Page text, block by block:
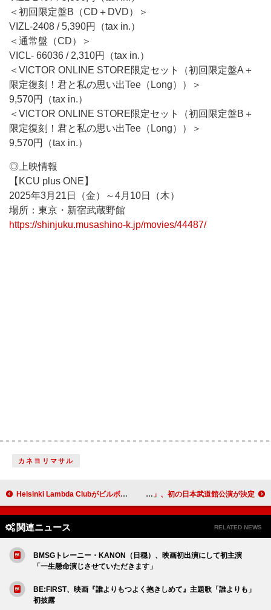
＜初回限定盤B（CD＋DVD）＞
VIZL-2408 / 5,390円（tax in.）
＜通常盤（CD）＞
VICL- 66036 / 2,310円（tax in.）
＜VICTOR ONLINE STORE限定セット（初回限定盤A＋
限定復刻！君と私の思い出Tee（Long））＞
9,570円（tax in.）
＜VICTOR ONLINE STORE限定セット（初回限定盤B＋
限定復刻！君と私の思い出Tee（Long））＞
9,570円（tax in.）
◎上映情報
【KCU plus ONE】
2025年3月21日（金）～4月10日（木）
場所：東京・新宿武蔵野館
https://shinjuku.musashino-k.jp/movies/44487/
カネヨリマサル
Helsinki Lambda Clubがビルボードライブ初登場、結成12周年を記念したワンマン Kvi Baba「2番出口を出た所で会おう」、初の日本武道館公演が決定
関連ニュース RELATED NEWS
BMSGトレーニー・KANON（日穏）、映画初出演にして初主演
「一生懸命演じさせていただきます」
BE:FIRST、映画『誰よりもつよく抱きしめて』主題歌「誰よりも」
初披露